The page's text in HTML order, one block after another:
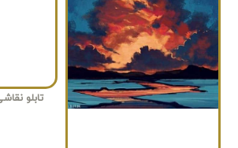
تابلو